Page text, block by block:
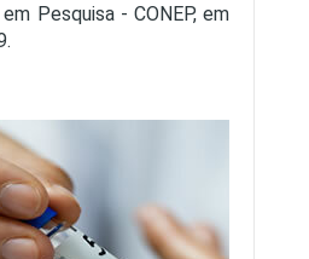
Pesquisa - CONEP, em